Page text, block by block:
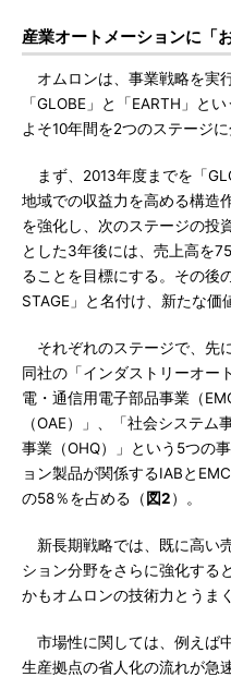
産業オートメーションに「
オムロンは、事業戦略を実
「GLOBE」と「EARTH」と
よそ10年間を2つのステージに
まず、2013年度までを「
地域での収益力を高める構造
を強化し、次のステージの投
とした3年後には、売上高を
ることを目標にする。その後
STAGE」と名付け、新たな価
それぞれのステージで、先
同社の「インダストリーオー
電・通信用電子部品事業（
（OAE）」、「社会システ
事業（OHQ）」という5つの
ョン製品が関係するIABと
の58％を占める（ 図2）。
新長期戦略では、既に高い
ション分野をさらに強化する
かもオムロンの技術力とうま
市場性に関しては、例えば
生産拠点の省人化の流れが急